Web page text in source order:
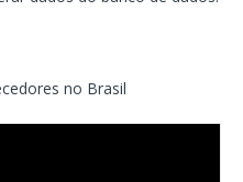
no Brasil